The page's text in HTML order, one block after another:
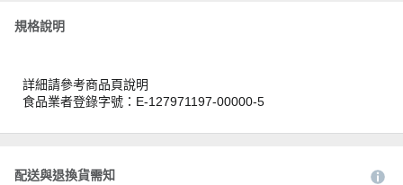
規格說明
詳細請參考商品頁說明
食品業者登錄字號：E-127971197-00000-5
配送與退換貨需知